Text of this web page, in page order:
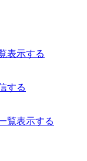
表示する
する
覧表示する